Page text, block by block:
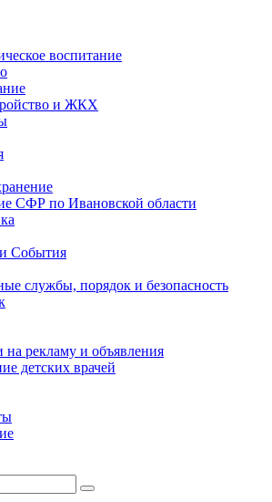
воспитание
и ЖКХ
СФР по Ивановской области
События
службы, порядок и безопасность
на рекламу и объявления
детских врачей
Поиск